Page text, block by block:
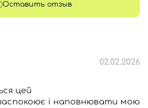
Оставить отзыв
02.02.2026
цей
і наповнювати мою